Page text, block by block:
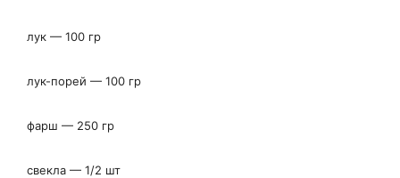
лук — 100 гр
лук-порей — 100 гр
фарш — 250 гр
свекла — 1/2 шт